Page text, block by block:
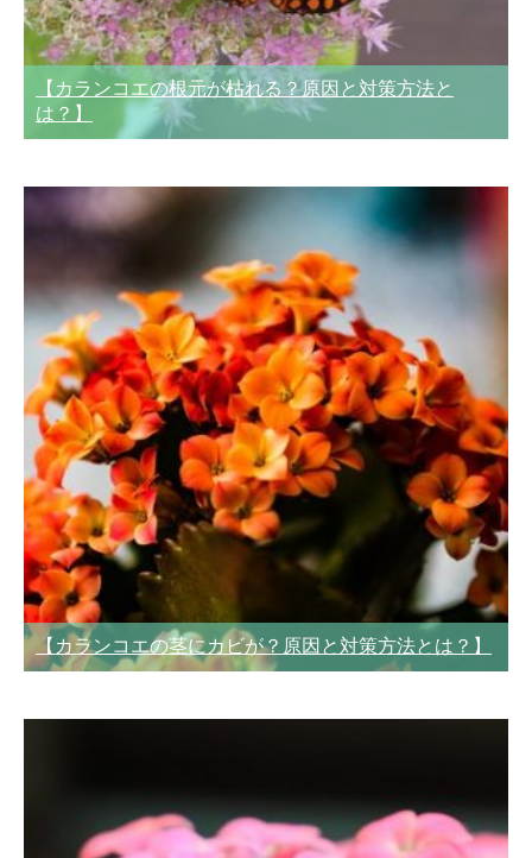
【カランコエの根元が枯れる？原因と対策方法と
は？】
【カランコエの茎にカビが？原因と対策方法とは？】